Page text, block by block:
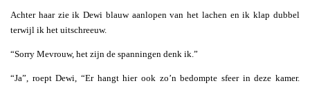
Achter haar zie ik Dewi blauw aanlopen van het lachen en ik klap dubbel
terwijl ik het uitschreeuw.
“Sorry Mevrouw, het zijn de spanningen denk ik.”
“Ja”, roept Dewi, “Er hangt hier ook zo’n bedompte sfeer in deze kamer.